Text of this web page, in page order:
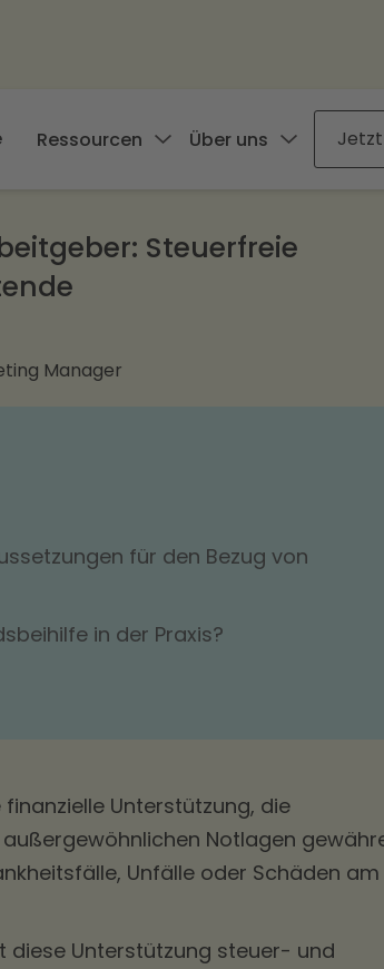
Ressourcen Über uns
Steuerfreie
Manager
für den Bezug von
in der Praxis?
Unterstützung, die
Notlagen
Unfälle oder Schäden am
diese Unterstützung steuer- und